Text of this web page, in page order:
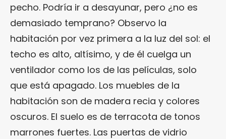
pecho. Podría ir a desayunar, pero ¿no es
demasiado temprano? Observo la
habitación por vez primera a la luz del sol: el
techo es alto, altísimo, y de él cuelga un
ventilador como los de las películas, solo
que está apagado. Los muebles de la
habitación son de madera recia y colores
oscuros. El suelo es de terracota de tonos
marrones fuertes. Las puertas de vidrio